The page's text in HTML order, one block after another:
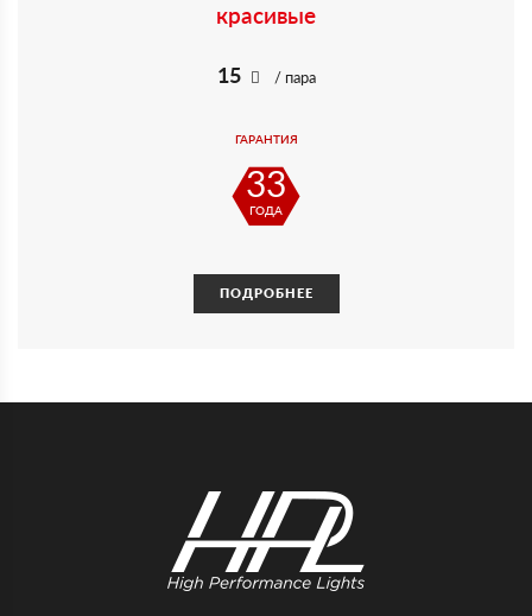
красивые
15 / пара
ГАРАНТИЯ
33
ГОДА
ПОДРОБНЕЕ